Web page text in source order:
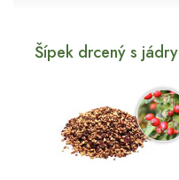
Šípek drcený s jádry